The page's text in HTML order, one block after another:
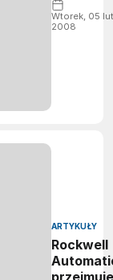
Wtorek, 05
2008
ARTYKUŁY
Rockwell
przejmuje